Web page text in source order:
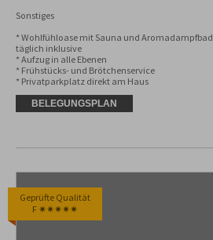
Sonstiges
* Wohlfühloase mit Sauna und Aromadampfbad
täglich inklusive
* Aufzug in alle Ebenen
* Frühstücks- und Brötchenservice
* Privatparkplatz direkt am Haus
BELEGUNGSPLAN
Geprüfte Qualität
F ✷✷✷✷✷